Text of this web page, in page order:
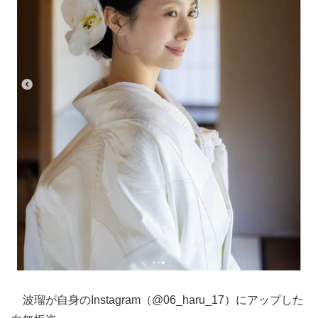
波瑠が自身のInstagram（@06_haru_17）にアップした